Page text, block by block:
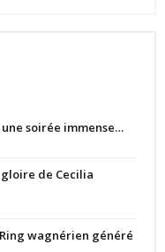
une soirée immense…
de Cecilia
wagnérien généré